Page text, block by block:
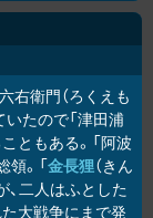
右衛門（ろくえも
たので「津田浦
ともある。「阿波
。「金長狸（きん
、二人はふとした
大戦争にまで発